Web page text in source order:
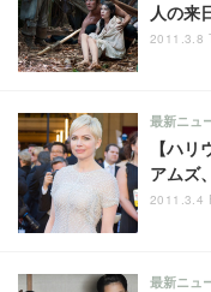
人の来
2011.3.8
【ハ
アムズ
最新ニュ
2011.3.4
最新ニュ